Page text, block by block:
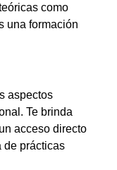
como
una formación
aspectos
Te brinda
acceso directo
de prácticas